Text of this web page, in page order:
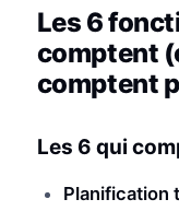
Les 6
comptent
comptent
Les 6 qui
Planification